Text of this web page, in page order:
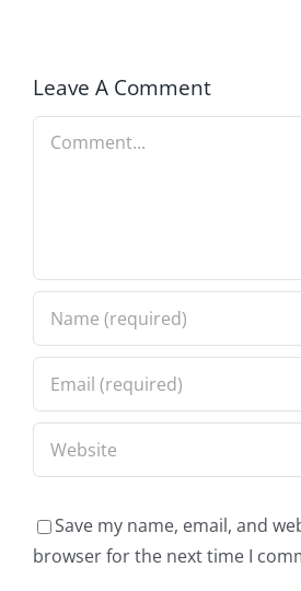
Leave A Comment
Comment
Save my name, email, and
browser for the next time I